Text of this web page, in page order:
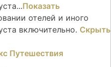
Показать
отелей и иного
включительно. Скрыть